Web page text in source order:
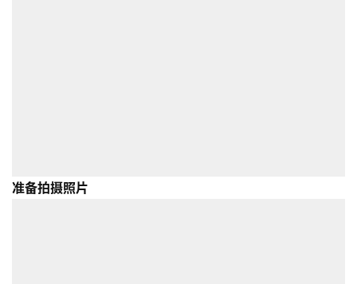
准备拍摄照片